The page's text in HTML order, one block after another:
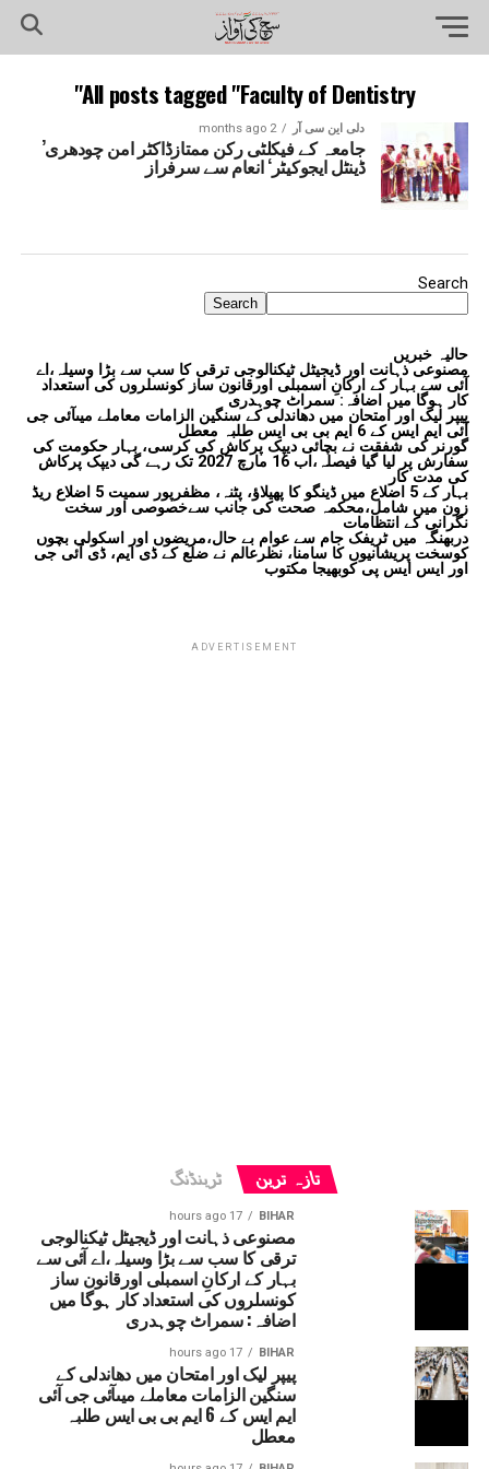
All posts tagged "Faculty of Dentistry"
دلی این سی آر 2 months ago
جامعہ کے فیکلٹی رکن ممتازڈاکٹر امن چودھری’
ڈینٹل ایجوکیٹر‘ انعام سے سرفراز
Search
Search
حالیہ خبریں
مصنوعی ذہانت اور ڈیجیٹل ٹیکنالوجی ترقی کا سب سے بڑا وسیلہ،اے
آئی سے بہار کے ارکانِ اسمبلی اورقانون ساز کونسلروں کی استعداد
کار ہوگا میں اضافہ: سمراٹ چوہدری
پیپر لیک اور امتحان میں دھاندلی کے سنگین الزامات معاملے میںآئی جی
آئی ایم ایس کے 6 ایم بی بی ایس طلبہ معطل
گورنر کی شفقت نے بچائی دیپک پرکاش کی کرسی، بہار حکومت کی
سفارش پر لیا گیا فیصلہ،اب 16 مارچ 2027 تک رہے گی دیپک پرکاش
کی مدت کار
بہار کے 5 اضلاع میں ڈینگو کا پھیلاؤ، پٹنہ، مظفرپور سمیت 5 اضلاع ریڈ
زون میں شامل،محکمہ صحت کی جانب سےخصوصی اور سخت
نگرانی کے انتظامات
دربھنگہ میں ٹریفک جام سے عوام بے حال،مریضوں اور اسکولی بچوں
کوسخت پریشانیوں کا سامنا، نظرعالم نے ضلع کے ڈی ایم، ڈی آئی جی
اور ایس ایس پی کوبھیجا مکتوب
ADVERTISEMENT
تازہ ترین ٹرینڈنگ
BIHAR
17 hours ago
مصنوعی ذہانت اور ڈیجیٹل ٹیکنالوجی
ترقی کا سب سے بڑا وسیلہ،اے آئی سے
بہار کے ارکانِ اسمبلی اورقانون ساز
کونسلروں کی استعداد کار ہوگا میں
اضافہ: سمراٹ چوہدری
BIHAR
17 hours ago
پیپر لیک اور امتحان میں دھاندلی کے
سنگین الزامات معاملے میںآئی جی آئی
ایم ایس کے 6 ایم بی بی ایس طلبہ
معطل